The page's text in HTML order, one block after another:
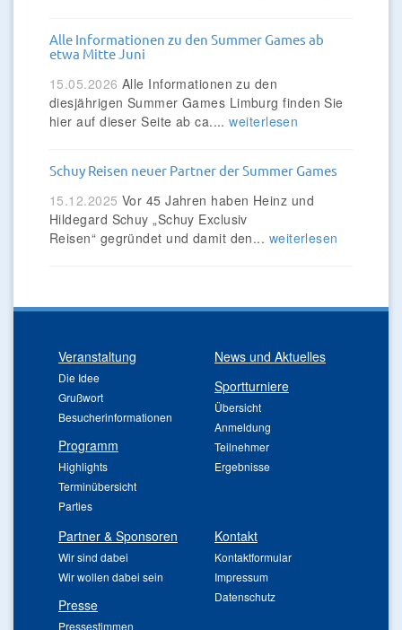
Alle Informationen zu den Summer Games ab
etwa Mitte Juni
15.05.2026 Alle Informationen zu den
diesjährigen Summer Games Limburg finden Sie
hier auf dieser Seite ab ca....weiterlesen
Schuy Reisen neuer Partner der Summer Games
15.12.2025 Vor 45 Jahren haben Heinz und
Hildegard Schuy „Schuy Exclusiv
Reisen“ gegründet und damit den... weiterlesen
Veranstaltung
Die Idee
Grußwort
Besucherinformationen
Programm
Highlights
Terminübersicht
Parties
News und Aktuelles
Sportturniere
Übersicht
Anmeldung
Teilnehmer
Ergebnisse
Partner & Sponsoren
Wir sind dabei
Wir wollen dabei sein
Presse
Pressestimmen
Kontakt
Kontaktformular
Impressum
Datenschutz